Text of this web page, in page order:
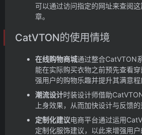
可以通过访问指定的网址来查阅
章。
CatVTON的使用情境
在线购物商城通过整合CatVTON
能在实际购买衣物之前预先查看
强用户的购物乐趣并提升其满意程
潮流设计时装设计师借助
上身效果，从而加快设计与反馈的
定制化建议电商平台通过运用
定制化服饰建议，以此来增强用